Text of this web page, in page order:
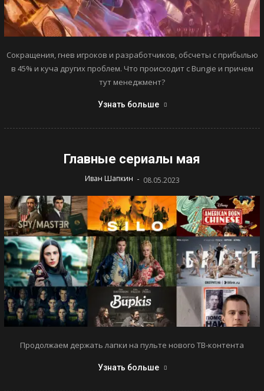
Сокращения, гнев игроков и разработчиков, обсчеты с прибылью
в 45% и куча других проблем. Что происходит с Bungie и причем
тут менеджмент?
Узнать больше
Главные сериалы мая
Иван Шапкин - 08.05.2023
Продолжаем держать лапки на пульте нового ТВ-контента
Узнать больше